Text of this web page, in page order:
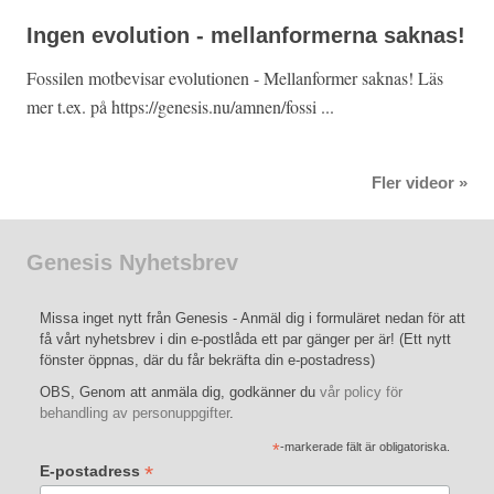
Ingen evolution - mellanformerna saknas!
Fossilen motbevisar evolutionen - Mellanformer saknas! Läs
mer t.ex. på https://genesis.nu/amnen/fossi ...
Fler videor »
Genesis Nyhetsbrev
Missa inget nytt från Genesis - Anmäl dig i formuläret nedan för att
få vårt nyhetsbrev i din e-postlåda ett par gänger per är! (Ett nytt
fönster öppnas, där du får bekräfta din e-postadress)
OBS, Genom att anmäla dig, godkänner du vår policy för
behandling av personuppgifter.
*-markerade fält är obligatoriska.
E-postadress *